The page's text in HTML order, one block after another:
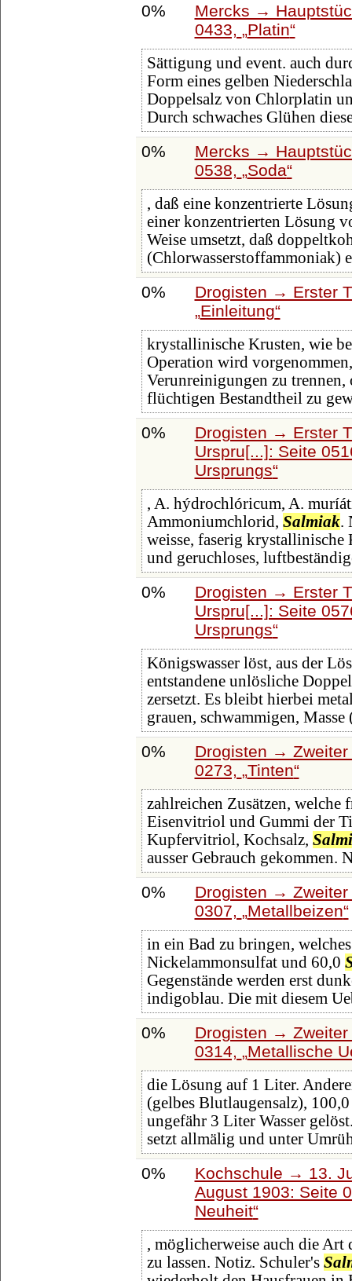
0%
Mercks →
0433,
Platin
Sättigung und event. auch
Form eines gelben
Doppelsalz von Chlorplatin
Durch schwaches Glühen
0%
Mercks →
0538,
Soda
, daß eine konzentrierte
einer konzentrierten Lösung
Weise umsetzt, daß
(Chlorwasserstoffammoniak)
0%
Drogisten → Erster
Einleitung
krystallinische Krusten, wie
Operation wird
Verunreinigungen zu trennen,
flüchtigen Bestandtheil zu
0%
Drogisten → Erster
Urspru[...]: Seite
Ursprungs
, A. hýdrochlóricum, A.
Ammoniumchlorid, Salmiak.
weisse, faserig krystallinische
und geruchloses,
0%
Drogisten → Erster
Urspru[...]: Seite
Ursprungs
Königswasser löst, aus der
entstandene unlösliche
zersetzt. Es bleibt hierbei
grauen, schwammigen,
0%
Drogisten →
0273,
Tinten
zahlreichen Zusätzen, welche
Eisenvitriol und Gummi der
Kupfervitriol, Kochsalz,
ausser Gebrauch
0%
Drogisten →
0307,
Metallbeizen
in ein Bad zu bringen,
Nickelammonsulfat und 60,0
Gegenstände werden erst
indigoblau. Die mit diesem
0%
Drogisten →
0314,
Metallische
die Lösung auf 1 Liter.
(gelbes Blutlaugensalz),
ungefähr 3 Liter Wasser
setzt allmälig und unter
0%
Kochschule → 13.
August 1903: Seite
Neuheit
, möglicherweise auch die Art
zu lassen. Notiz. Schuler's